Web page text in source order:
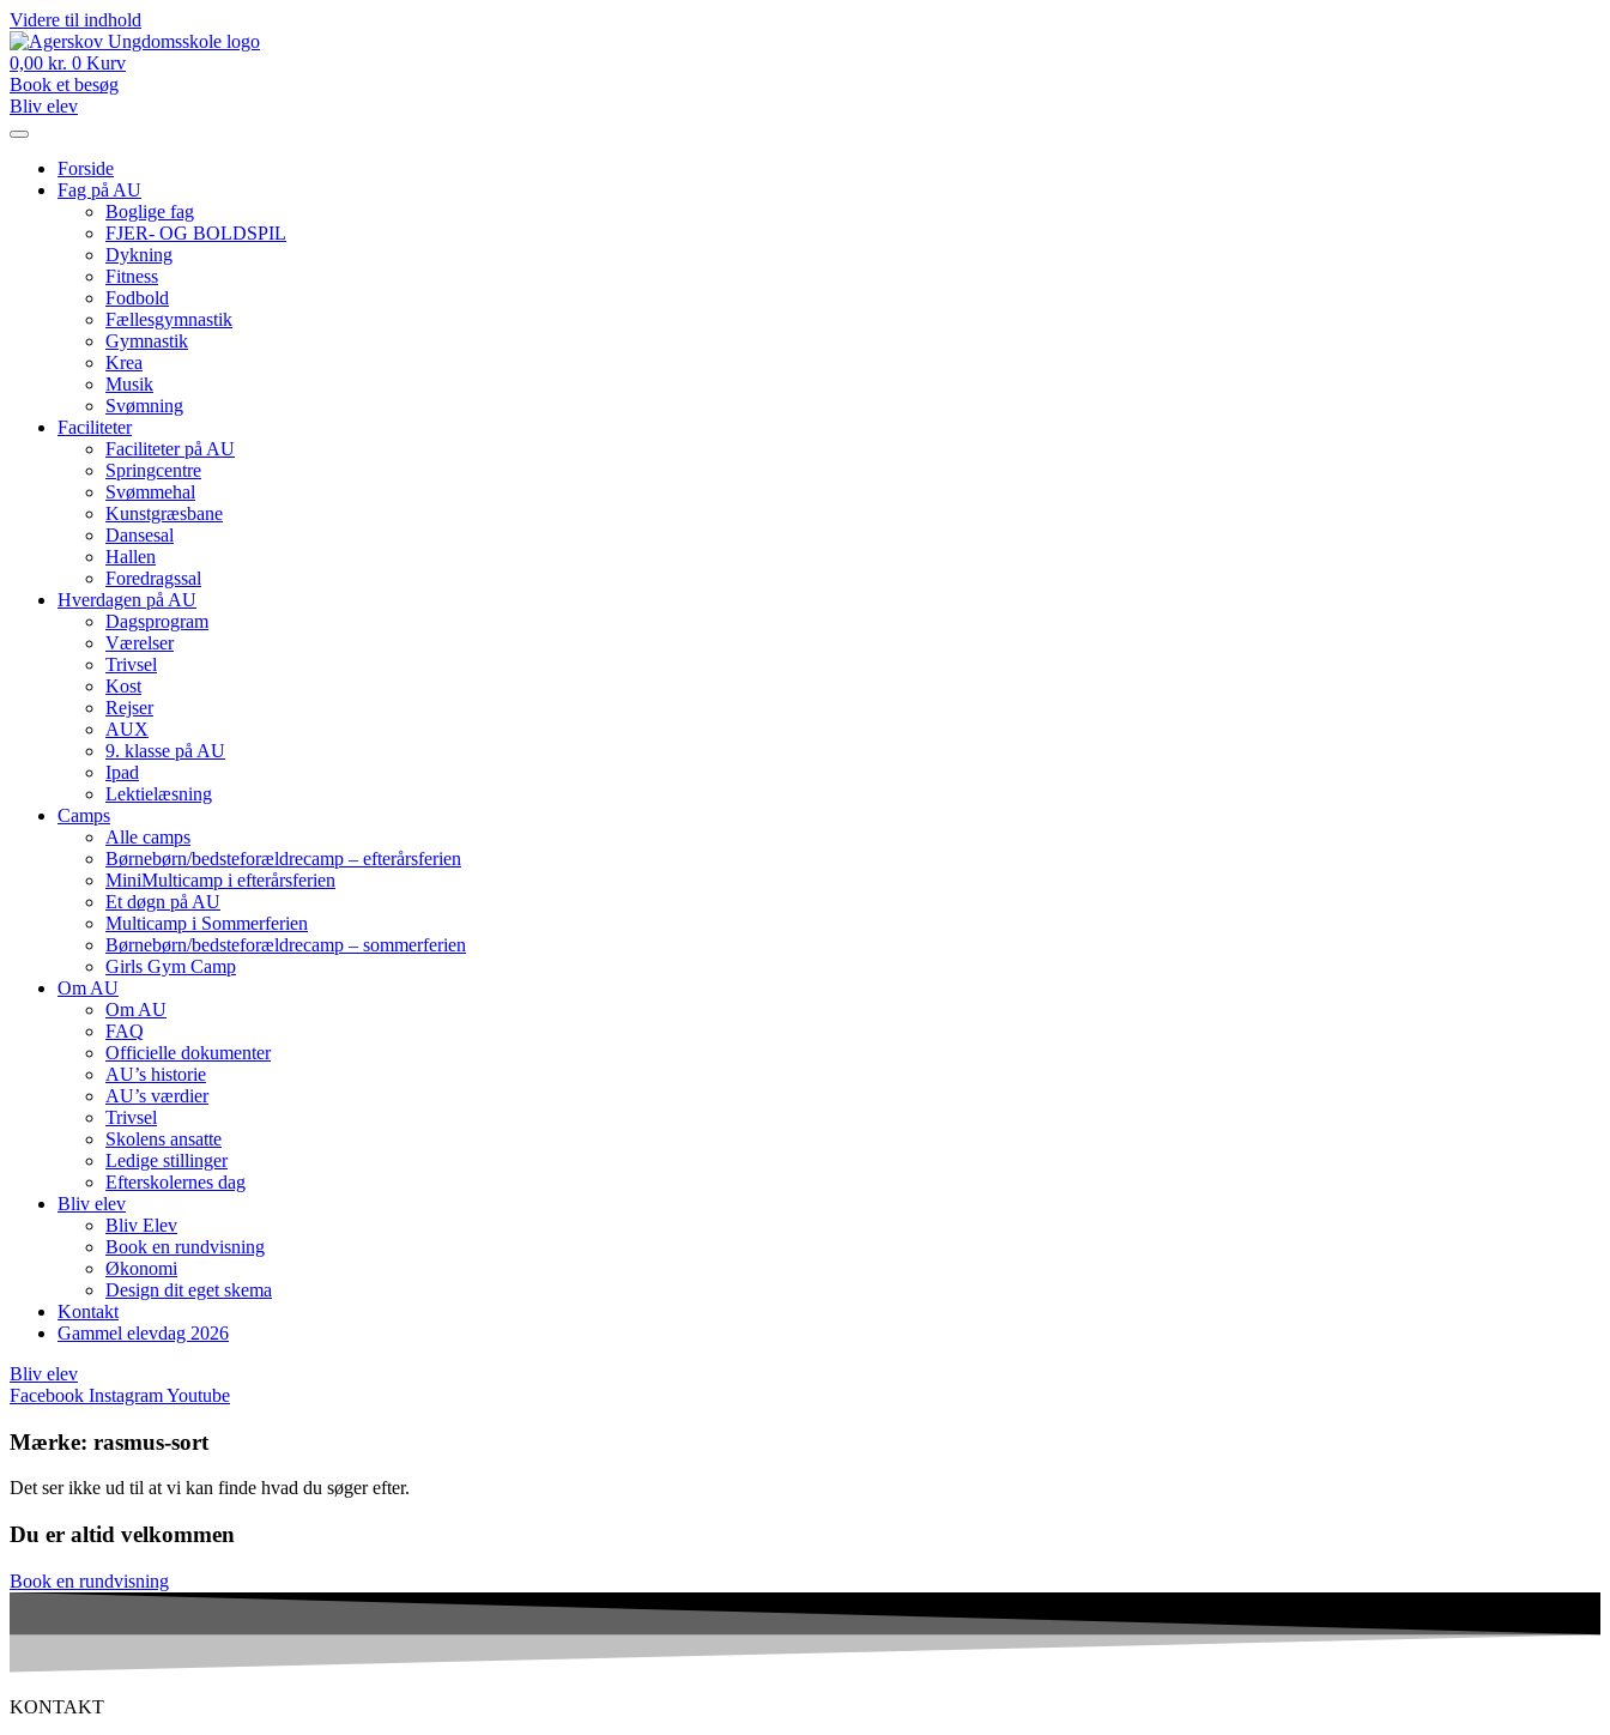
Videre til indhold
0,00 kr. 0 Kurv
Book et besøg
Bliv elev
Forside
Fag på AU
Boglige fag
FJER- OG BOLDSPIL
Dykning
Fitness
Fodbold
Fællesgymnastik
Gymnastik
Krea
Musik
Svømning
Faciliteter
Faciliteter på AU
Springcentre
Svømmehal
Kunstgræsbane
Dansesal
Hallen
Foredragssal
Hverdagen på AU
Dagsprogram
Værelser
Trivsel
Kost
Rejser
AUX
9. klasse på AU
Ipad
Lektielæsning
Camps
Alle camps
Børnebørn/bedste­forældre­camp – efterårsferien
MiniMulti­camp i efterårsferien
Et døgn på AU
Multi­camp i Sommerferien
Børnebørn/bedste­forældre­camp – sommerferien
Girls Gym Camp
Om AU
Om AU
FAQ
Officielle dokumenter
AU’s historie
AU’s værdier
Trivsel
Skolens ansatte
Ledige stillinger
Efterskolernes dag
Bliv elev
Bliv Elev
Book en rundvisning
Økonomi
Design dit eget skema
Kontakt
Gammel elevdag 2026
Bliv elev
Facebook InstagramYoutube
Mærke: rasmus-sort
Det ser ikke ud til at vi kan finde hvad du søger efter.
Du er altid velkommen
Book en rundvisning
KONTAKT